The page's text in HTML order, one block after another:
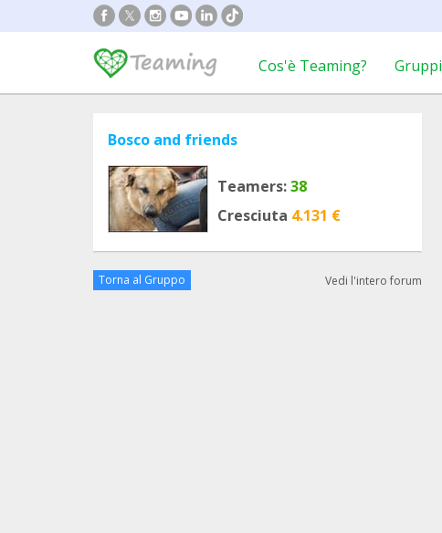
Cos'è Teaming? Gruppi
Bosco and friends
Teamers:38
Cresciuta 4.131 €
Torna al Gruppo Vedi l'intero forum